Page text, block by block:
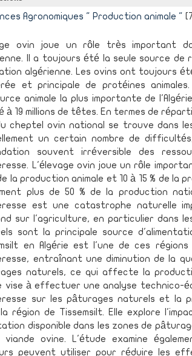
Agronomiques " Production animale "
ovin joue un rôle très important
Il a toujours été la seule source de
algérienne. Les ovins ont toujours
et principale de protéines
animale la plus importante de
à 19 millions de têtes. En termes de
cheptel ovin national se trouve dans
un certain nombre de
souvent irréversible des
L'élevage ovin joue un rôle
la production animale et 10 à 15 % de la
plus de 50 % de la production
est une catastrophe naturelle
sur l'agriculture, en particulier dans
sont la principale source
en Algérie est l'une de ces
entraînant une diminution de la
naturels, ce qui affecte la
vise à effectuer une analyse technico-
sur les pâturages naturels et la
région de Tissemsilt. Elle explore
disponible dans les zones de
viande ovine. L'étude examine
peuvent utiliser pour réduire les